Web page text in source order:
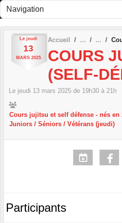
Le jeudi
13
MARS 2025
Accueil
COURS
(SELF-
Le jeudi 13 mars 2025 de 19h30 à 21h
Cours jujitsu et self défense - nés en
Juniors / Séniors / Vétérans (jeudi)
Participants